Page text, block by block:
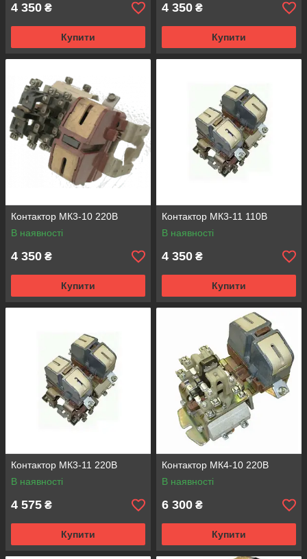
4 350 ₴
Купити
4 350 ₴
Купити
Контактор МК3-10 220В
В наявності
4 350 ₴
Купити
Контактор МК3-11 110В
В наявності
4 350 ₴
Купити
Контактор МК3-11 220В
В наявності
4 575 ₴
Купити
Контактор МК4-10 220В
В наявності
6 300 ₴
Купити